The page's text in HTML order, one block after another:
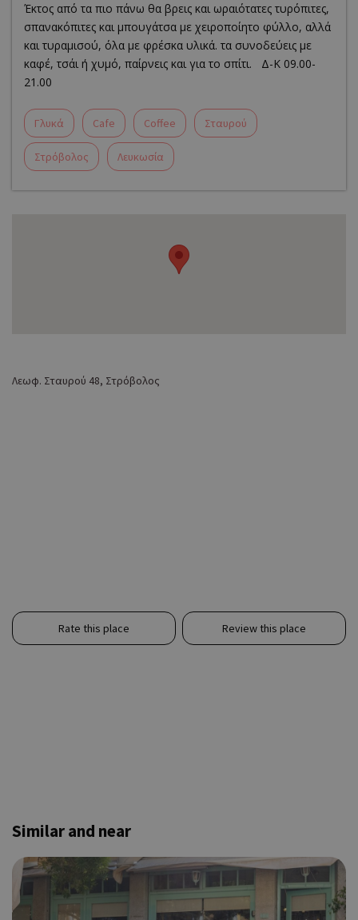
Έκτος από τα πιο πάνω θα βρεις και ωραιότατες τυρόπιτες,
σπανακόπιτες και μπουγάτσα με χειροποίητο φύλλο, αλλά
και τυραμισού, όλα με φρέσκα υλικά. τα συνοδεύεις με
καφέ, τσάι ή χυμό, παίρνεις και για το σπίτι. Δ-Κ 09.00-
21.00
Γλυκά Cafe Coffee Σταυρού
Στρόβολος Λευκωσία
Λεωφ. Σταυρού 48, Στρόβολος
Rate this place Review this place
Similar and near